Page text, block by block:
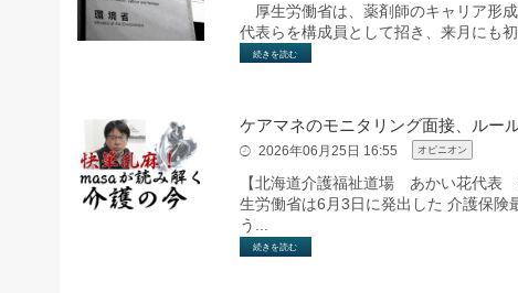
厚生労働省は、薬剤師のキャリア形
代表らを構成員として招き、来月にも
続きを読む
ケアマネのモニタリング面接、ルー
2026年06月25日 16:55 オピニオン
【北海道介護福祉道場 あかい花代
生労働省は6月3日に発出した 介護保険
う...
続きを読む